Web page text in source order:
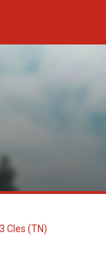
Cles (TN)